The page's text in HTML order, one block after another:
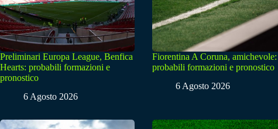
Preliminari Europa League, Benfica
Hearts: probabili formazioni e
pronostico
6 Agosto 2026
Fiorentina A Coruna, amichevole:
probabili formazioni e pronostico
6 Agosto 2026